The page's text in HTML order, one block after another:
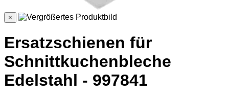
×
Ersatzschienen für
Schnittkuchenbleche
Edelstahl - 997841